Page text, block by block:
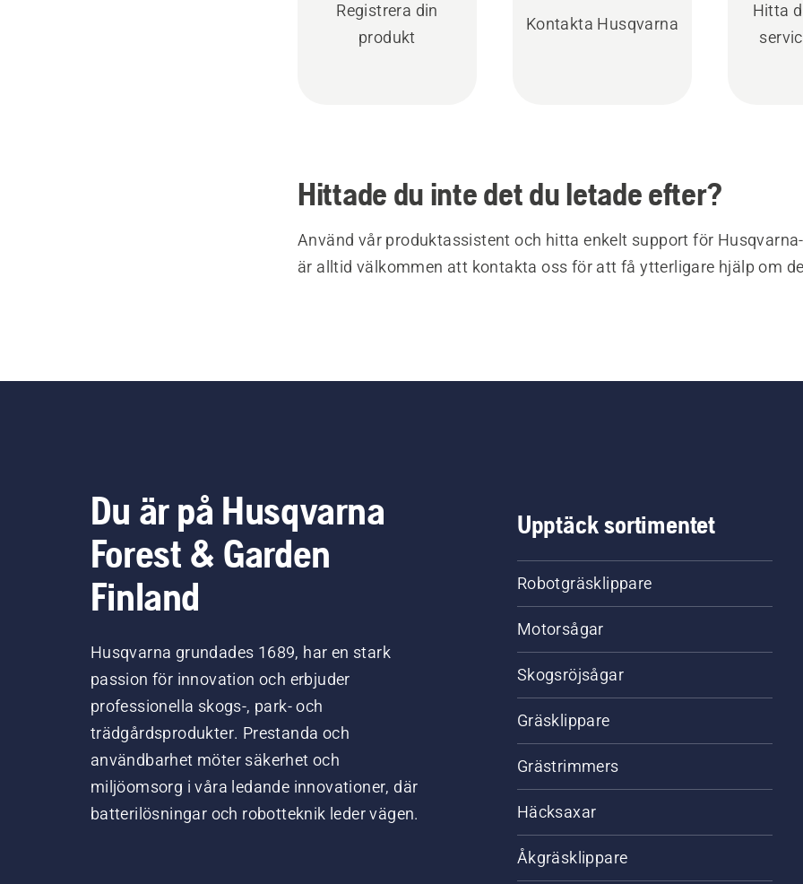
Registrera din
produkt
Kontakta Husqvarna
Hitta
Hittade du inte det du letade efter?
Använd vår produktassistent och hitta enkelt support för
är alltid välkommen att kontakta oss för att få ytterligare hjälp om
Du är på Husqvarna
Forest & Garden
Finland
Husqvarna grundades 1689, har en stark
passion för innovation och erbjuder
professionella skogs-, park- och
trädgårdsprodukter. Prestanda och
användbarhet möter säkerhet och
miljöomsorg i våra ledande innovationer, där
batterilösningar och robotteknik leder vägen.
Upptäck sortimentet
Robotgräsklippare
Motorsågar
Skogsröjsågar
Gräsklippare
Grästrimmers
Häcksaxar
Åkgräsklippare